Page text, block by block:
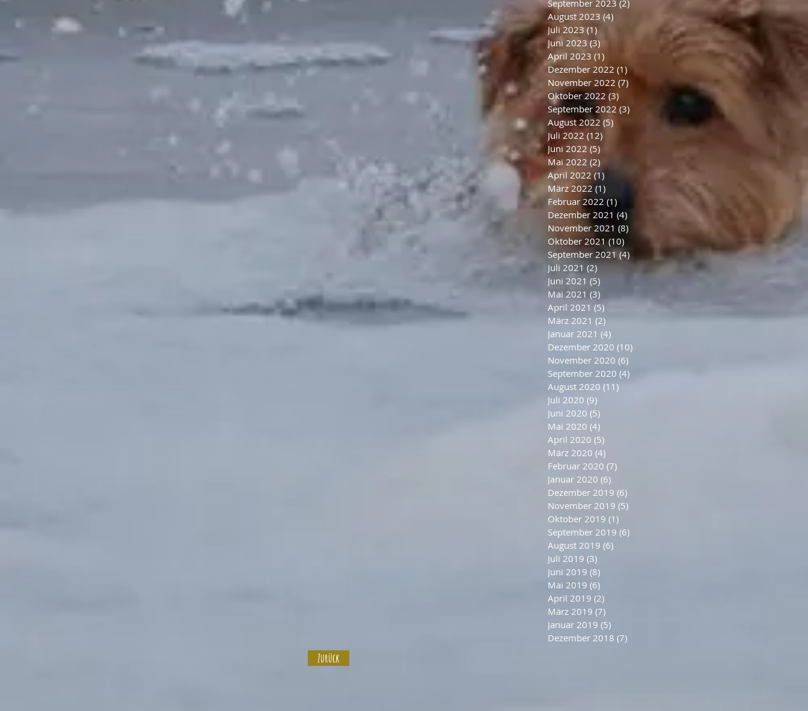
September 2023 (2)
August 2023 (4)
Juli 2023 (1)1 Beitrag
Juni 2023 (3)
April 2023 (1)
Dezember 2022 (1)1 Beitrag
November 2022 (7) 7 Beiträge
Oktober 2022 (3)
September 2022 (3)
August 2022 (5)
Juli 2022 (12)
Juni 2022 (5)
Mai 2022 (2)
April 2022 (1)
März 2022 (1)
Februar 2022 (1)
Dezember 2021 (4)
November 2021 (8)
Oktober 2021 (10) 10 Beiträge
September 2021 (4) 4 Beiträge
Juli 2021 (2) 2 Beiträge
Juni 2021 (5)
Mai 2021 (3) 3 Beiträge
April 2021 (5)
März 2021 (2)
Januar 2021 (4)
Dezember 2020 (10)
November 2020 (6)
September 2020 (4)
August 2020 (11)
Juli 2020 (9)
Juni 2020 (5)
Mai 2020 (4)
April 2020 (5)
März 2020 (4)
Februar 2020 (7)
Januar 2020 (6)
Dezember 2019 (6)
November 2019 (5)
Oktober 2019 (1)
September 2019 (6)
August 2019 (6)
Juli 2019 (3)
Juni 2019 (8)
Mai 2019 (6)
April 2019 (2)
März 2019 (7)
Januar 2019 (5)
Dezember 2018 (7)
Zurück